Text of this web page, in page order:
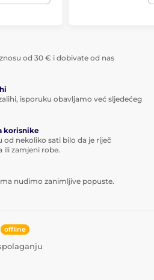
od 30 € i dobivate od nas
isporuku obavljamo već sljedećeg
korisnike
od nekoliko sati bilo da je riječ
ili zamjeni robe.
nudimo zanimljive popuste.
offline